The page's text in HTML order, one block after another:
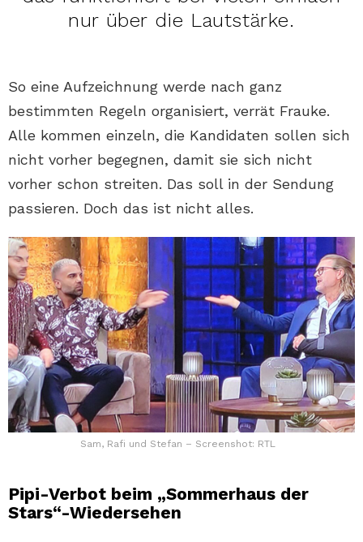
nur über die Lautstärke.
So eine Aufzeichnung werde nach ganz
bestimmten Regeln organisiert, verrät Frauke.
Alle kommen einzeln, die Kandidaten sollen sich
nicht vorher begegnen, damit sie sich nicht
vorher schon streiten. Das soll in der Sendung
passieren. Doch das ist nicht alles.
Sam, Rafi und Stefan – Screenshot: RTL
Pipi-Verbot beim „Sommerhaus der
Stars“-Wiedersehen